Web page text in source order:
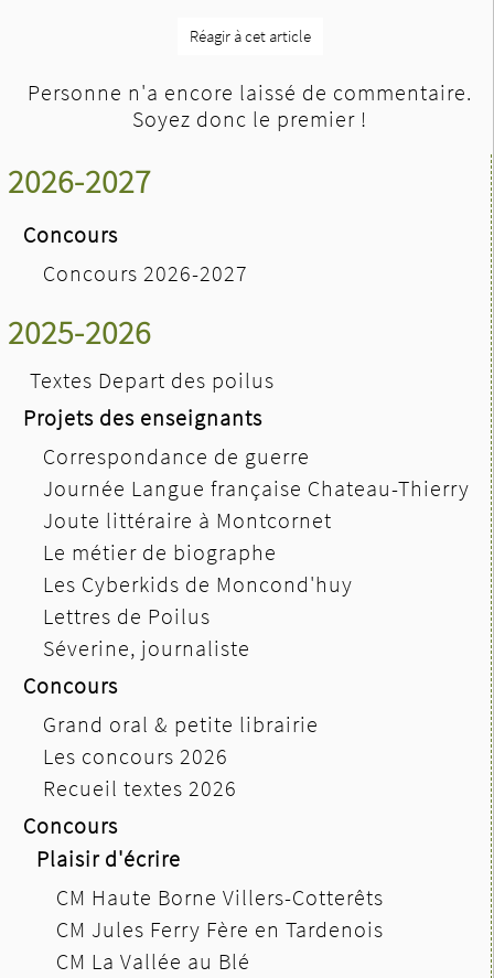
2026-2027
Concours
Concours 2026-2027
2025-2026
Textes Depart des poilus
Projets des enseignants
Correspondance de guerre
Journée Langue française Chateau-Thierry
Joute littéraire à Montcornet
Le métier de biographe
Les Cyberkids de Moncond'huy
Lettres de Poilus
Séverine, journaliste
Concours
Grand oral & petite librairie
Les concours 2026
Recueil textes 2026
Concours
Plaisir d'écrire
CM Haute Borne Villers-Cotterêts
CM Jules Ferry Fère en Tardenois
CM La Vallée au Blé
Réagir à cet article
Personne n'a encore laissé de commentaire.
Soyez donc le premier !